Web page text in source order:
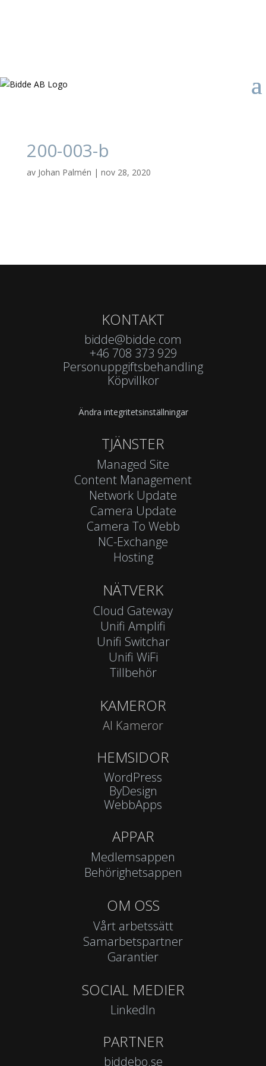
200-003-b
av Johan Palmén | nov 28, 2020
KONTAKT
bidde@bidde.com
+46 708 373 929
Personuppgiftsbehandling
Köpvillkor
Ändra integritetsinställningar
TJÄNSTER
Managed Site
Content Management
Network Update
Camera Update
Camera To Webb
NC-Exchange
Hosting
NÄTVERK
Cloud Gateway
Unifi Amplifi
Unifi Switchar
Unifi WiFi
Tillbehör
KAMEROR
AI Kameror
HEMSIDOR
WordPress
ByDesign
WebbApps
APPAR
Medlemsappen
Behörighetsappen
OM OSS
Vårt arbetssätt
Samarbetspartner
Garantier
SOCIAL MEDIER
LinkedIn
PARTNER
biddebo.se